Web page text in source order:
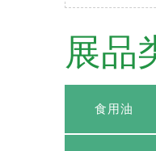
展品
食用油